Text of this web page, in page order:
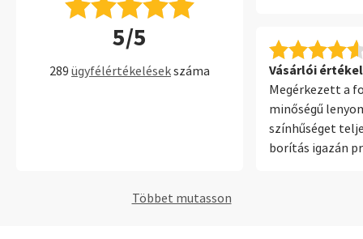
5/5
289 ügyfélértékelésekszáma
könnyen
lehetőség.
Vásárlói
Megérkezett a
minőségű
színhűséget
borítás igazán
Többet mutasson